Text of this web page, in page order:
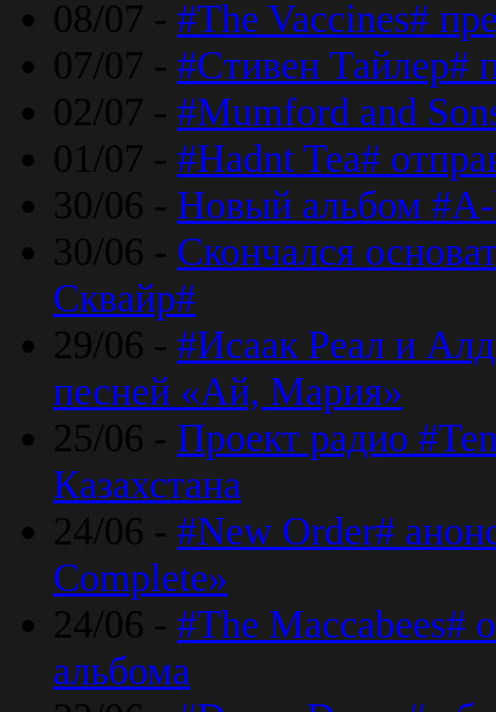
08/07 - #The Vaccines#
07/07 - #Стивен Тайлер#
02/07 - #Mumford and
01/07 - #Hadnt Tea#
30/06 - Новый альбом #A-
30/06 - Скончался
Сквайр#
29/06 - #Исаак Реал и
песней «Ай, Мария»
25/06 - Проект радио
Казахстана
24/06 - #New Order#
Complete»
24/06 - #The Maccabees#
альбома